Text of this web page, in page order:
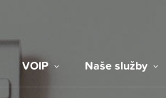
VOIP Naše služby